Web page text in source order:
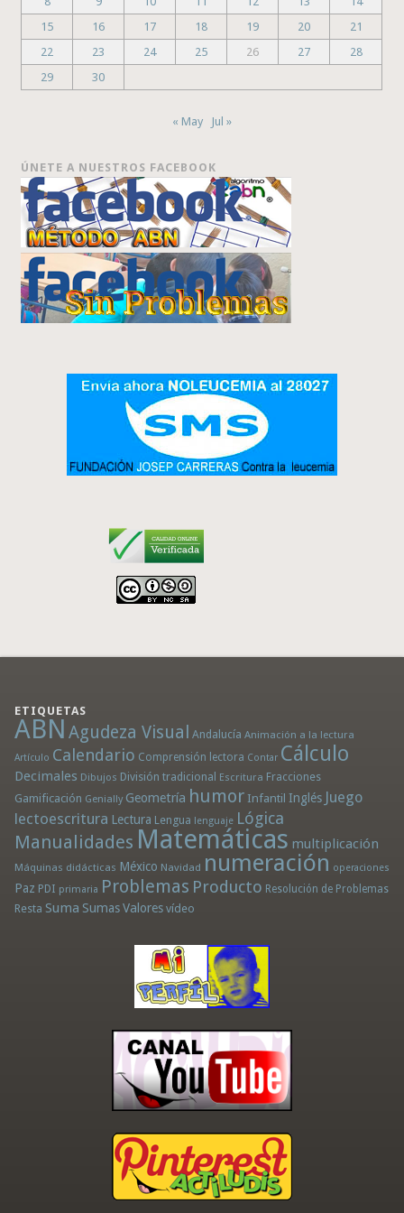
15
16 17 18 19 20
21
22
23 24 25 26 27
28
29
30
« May Jul »
ÚNETE A NUESTROS FACEBOOK
ETIQUETAS
ABN Agudeza Visual Andalucía Animación a la lectura
Artículo Calendario Comprensión lectora Contar Cálculo
Decimales Dibujos División tradicional Escritura Fracciones
Gamificación Genially Geometría humor Infantil Inglés Juego
lectoescritura Lectura Lengua lenguaje Lógica
Manualidades Matemáticas multiplicación
Máquinas didácticas México Navidad numeración operaciones
Paz PDI primaria Problemas Producto Resolución de Problemas
Resta Suma Sumas Valores vídeo